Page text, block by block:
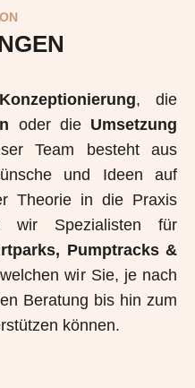
Konzeptionierung, die
oder die Umsetzung
Team besteht aus
und Ideen auf
Theorie in die Praxis
wir Spezialisten für
Pumptracks &
wir Sie, je nach
Beratung bis hin zum
können.